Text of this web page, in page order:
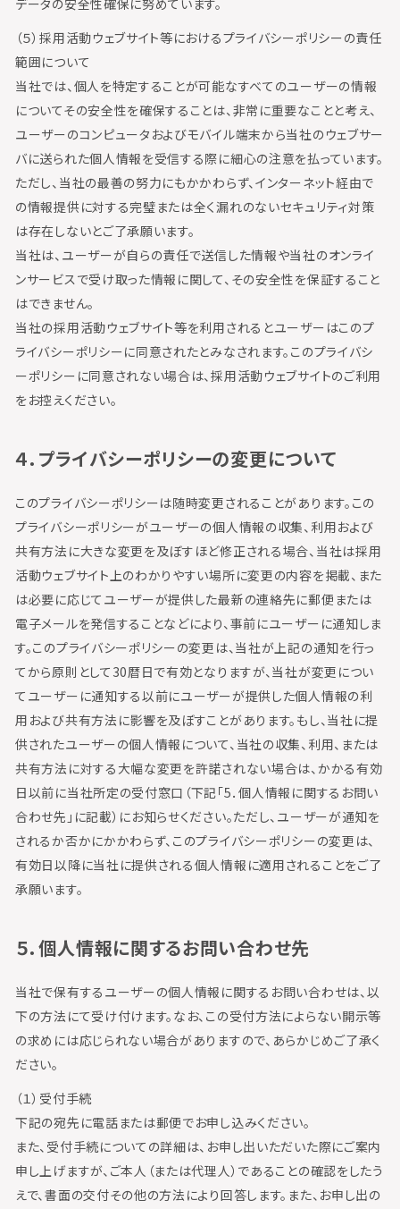
（５）採用活動ウェブサイト等におけるプライバシーポリシーの責任
範囲について
当社では、個人を特定することが可能なすべてのユーザーの情報
についてその安全性を確保することは、非常に重要なことと考え、
ユーザーのコンピュータおよびモバイル端末から当社のウェブサー
バに送られた個人情報を受信する際に細心の注意を払っています。
ただし、当社の最善の努力にもかかわらず、インターネット経由で
の情報提供に対する完璧または全く漏れのないセキュリティ対策
は存在しないとご了承願います。
当社は、ユーザーが自らの責任で送信した情報や当社のオンライ
ンサービスで受け取った情報に関して、その安全性を保証すること
はできません。
当社の採用活動ウェブサイト等を利用されるとユーザーはこのプ
ライバシーポリシーに同意されたとみなされます。このプライバシ
ーポリシーに同意されない場合は、採用活動ウェブサイトのご利用
をお控えください。
４．プライバシーポリシーの変更について
このプライバシーポリシーは随時変更されることがあります。この
プライバシーポリシーがユーザーの個人情報の収集、利用および
共有方法に大きな変更を及ぼすほど修正される場合、当社は採用
活動ウェブサイト上のわかりやすい場所に変更の内容を掲載、また
は必要に応じてユーザーが提供した最新の連絡先に郵便または
電子メールを発信することなどにより、事前にユーザーに通知しま
す。このプライバシーポリシーの変更は、当社が上記の通知を行っ
てから原則として30暦日で有効となりますが、当社が変更につい
てユーザーに通知する以前にユーザーが提供した個人情報の利
用および共有方法に影響を及ぼすことがあります。もし、当社に提
供されたユーザーの個人情報について、当社の収集、利用、または
共有方法に対する大幅な変更を許諾されない場合は、かかる有効
日以前に当社所定の受付窓口（下記「5．個人情報に関するお問い
合わせ先」に記載）にお知らせください。ただし、ユーザーが通知を
されるか否かにかかわらず、このプライバシーポリシーの変更は、
有効日以降に当社に提供される個人情報に適用されることをご了
承願います。
５．個人情報に関するお問い合わせ先
当社で保有するユーザーの個人情報に関するお問い合わせは、以
下の方法にて受け付けます。なお、この受付方法によらない開示等
の求めには応じられない場合がありますので、あらかじめご了承く
ださい。
（１）受付手続
下記の宛先に電話または郵便でお申し込みください。
また、受付手続についての詳細は、お申し出いただいた際にご案内
申し上げますが、ご本人（または代理人）であることの確認をしたう
えで、書面の交付その他の方法により回答します。また、お申し出の